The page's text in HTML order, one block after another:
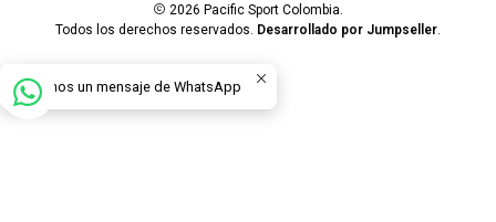
2026 Pacific Sport Colombia.
Todos los derechos reservados. Desarrollado por Jumpseller.
Envíanos un mensaje de WhatsApp